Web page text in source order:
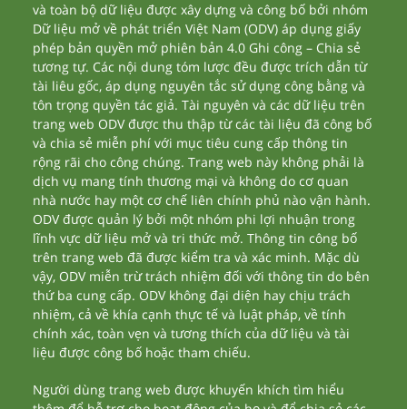
và toàn bộ dữ liệu được xây dựng và công bố bởi nhóm
Dữ liệu mở về phát triển Việt Nam (ODV) áp dụng giấy
phép bản quyền mở phiên bản 4.0 Ghi công – Chia sẻ
tương tự. Các nội dung tóm lược đều được trích dẫn từ
tài liêu gốc, áp dụng nguyên tắc sử dụng công bằng và
tôn trọng quyền tác giả. Tài nguyên và các dữ liệu trên
trang web ODV được thu thập từ các tài liệu đã công bố
và chia sẻ miễn phí với mục tiêu cung cấp thông tin
rộng rãi cho công chúng. Trang web này không phải là
dịch vụ mang tính thương mại và không do cơ quan
nhà nước hay một cơ chế liên chính phủ nào vận hành.
ODV được quản lý bởi một nhóm phi lợi nhuận trong
lĩnh vực dữ liệu mở và tri thức mở. Thông tin công bố
trên trang web đã được kiểm tra và xác minh. Mặc dù
vậy, ODV miễn trừ trách nhiệm đối với thông tin do bên
thứ ba cung cấp. ODV không đại diện hay chịu trách
nhiệm, cả về khía cạnh thực tế và luật pháp, về tính
chính xác, toàn vẹn và tương thích của dữ liệu và tài
liệu được công bố hoặc tham chiếu.
Người dùng trang web được khuyến khích tìm hiểu